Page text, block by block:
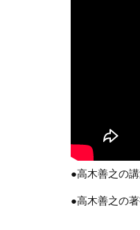
●高木善之の
●高木善之の